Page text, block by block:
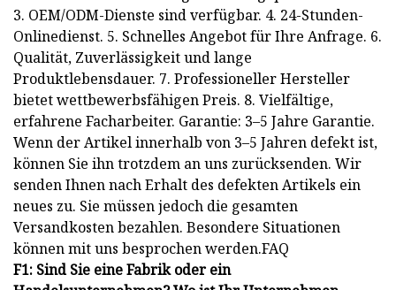
3. OEM/ODM-Dienste sind verfügbar. 4. 24-Stunden-
Onlinedienst. 5. Schnelles Angebot für Ihre Anfrage. 6.
Qualität, Zuverlässigkeit und lange
Produktlebensdauer. 7. Professioneller Hersteller
bietet wettbewerbsfähigen Preis. 8. Vielfältige,
erfahrene Facharbeiter. Garantie: 3–5 Jahre Garantie.
Wenn der Artikel innerhalb von 3–5 Jahren defekt ist,
können Sie ihn trotzdem an uns zurücksenden. Wir
senden Ihnen nach Erhalt des defekten Artikels ein
neues zu. Sie müssen jedoch die gesamten
Versandkosten bezahlen. Besondere Situationen
können mit uns besprochen werden.FAQ
F1: Sind Sie eine Fabrik oder ein